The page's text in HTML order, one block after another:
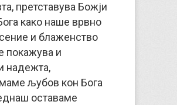
претставува Божји
како наше врвно
и блаженство
покажува и
надежта,
љубов кон Бога
оставаме